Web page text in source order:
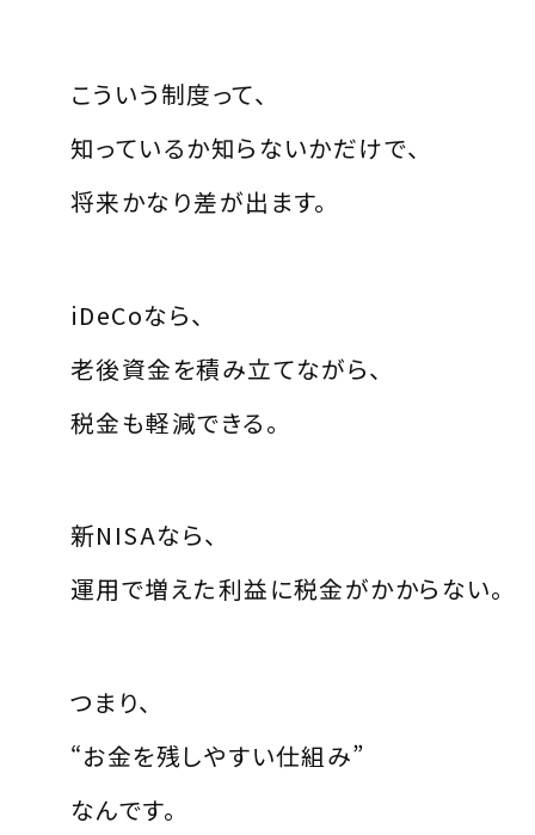
こういう制度って、
知っているか知らないかだけで、
将来かなり差が出ます。
iDeCoなら、
老後資金を積み立てながら、
税金も軽減できる。
新NISAなら、
運用で増えた利益に税金がかからない。
つまり、
“お金を残しやすい仕組み”
なんです。